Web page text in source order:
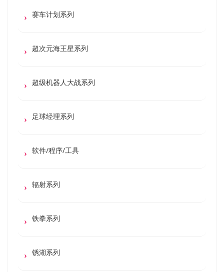
赛车计划系列
超次元海王星系列
超级机器人大战系列
足球经理系列
软件/程序/工具
辐射系列
铁拳系列
锈湖系列